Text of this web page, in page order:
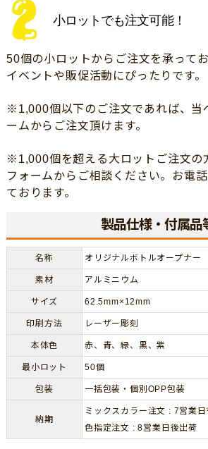
小ロットでも注文可能！
50個の小ロットからご注文を承って
イベントや販促活動にぴったりです。
※1,000個以下のご注文であれば、当
ームからご注文頂けます。
※1,000個を超える大ロットご注文の
フォームからご相談ください。お電
ております。
製品仕様・付属品
名称 オリジナルボトルオープナー
素材 アルミニウム
サイズ 62.5mm×12mm
印刷方法 レーザー彫刻
本体色 赤、青、緑、黒、紫
最小ロット 50個
包装 一括包装・個別OPP包装
納期
ミックスカラー注文 : 7営業日
色指定注文 : 8営業日後出荷